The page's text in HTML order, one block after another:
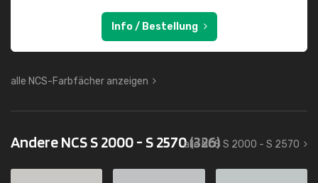
Info / Bestellung
alle NCS-Farbfächer anzeigen
Andere NCS S 2000 - S 2570(326)
alle NCS S 2000 - S 2570